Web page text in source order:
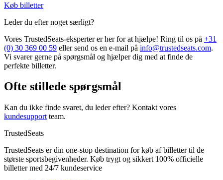
Køb billetter
Leder du efter noget særligt?
Vores TrustedSeats-eksperter er her for at hjælpe! Ring til os på +31
(0) 30 369 00 59 eller send os en e-mail på info@trustedseats.com.
Vi svarer gerne på spørgsmål og hjælper dig med at finde de
perfekte billetter.
Ofte stillede spørgsmål
Kan du ikke finde svaret, du leder efter? Kontakt vores
kundesupport team.
TrustedSeats
TrustedSeats er din one-stop destination for køb af billetter til de
største sportsbegivenheder. Køb trygt og sikkert 100% officielle
billetter med 24/7 kundeservice